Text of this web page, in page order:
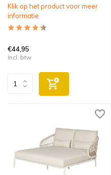
Klik op het product voor meer
informatie
€44,95
Incl. btw